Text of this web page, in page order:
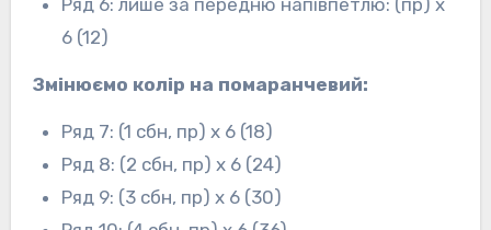
Ряд 6: лише за передню напівпетлю: (пр) х
6 (12)
Змінюємо колір на помаранчевий:
Ряд 7: (1 сбн, пр) х 6 (18)
Ряд 8: (2 сбн, пр) х 6 (24)
Ряд 9: (3 сбн, пр) х 6 (30)